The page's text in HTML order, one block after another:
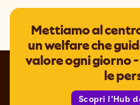
Mettiamo al
un welfare che
valore ogni giorno -
le
Scopri l'Hub